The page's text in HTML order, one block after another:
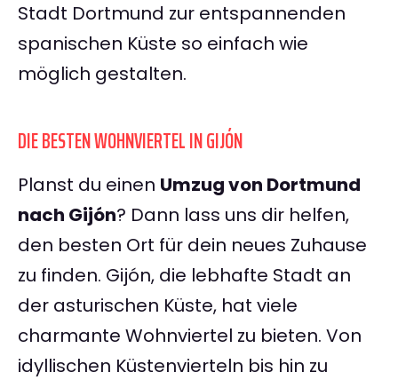
Stadt Dortmund zur entspannenden
spanischen Küste so einfach wie
möglich gestalten.
DIE BESTEN WOHNVIERTEL IN GIJÓN
Planst du einen Umzug von Dortmund
nach Gijón? Dann lass uns dir helfen,
den besten Ort für dein neues Zuhause
zu finden. Gijón, die lebhafte Stadt an
der asturischen Küste, hat viele
charmante Wohnviertel zu bieten. Von
idyllischen Küstenvierteln bis hin zu